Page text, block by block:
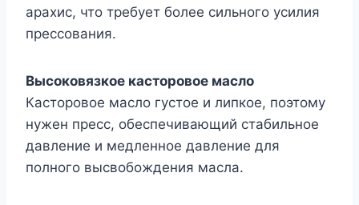
арахис, что требует более сильного усилия
прессования.
Высоковязкое касторовое масло
Касторовое масло густое и липкое, поэтому
нужен пресс, обеспечивающий стабильное
давление и медленное давление для
полного высвобождения масла.